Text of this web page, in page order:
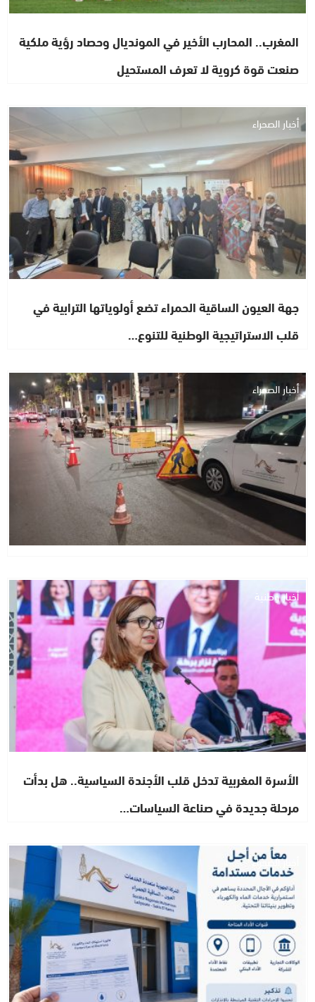
المغرب.. المحارب الأخير في المونديال وحصاد رؤية ملكية
صنعت قوة كروية لا تعرف المستحيل
أخبار الصحراء
جهة العيون الساقية الحمراء تضع أولوياتها الترابية في
قلب الاستراتيجية الوطنية للتنوع…
أخبار الصحراء
أخبار وطنية
الأسرة المغربية تدخل قلب الأجندة السياسية.. هل بدأت
مرحلة جديدة في صناعة السياسات…
أخبار الصحراء